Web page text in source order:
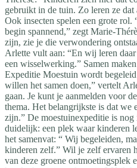
gebruikt in de tuin. Zo leren ze dat
Ook insecten spelen een grote
begin spannend,” zegt Marie-
zijn, zie je die verwondering
Arlette vult aan: “En wij leren
een wisselwerking.” Samen
Expeditie Moestuin wordt
willen het samen doen,” vertelt
gaan. Je kunt je aanmelden voor
thema. Het belangrijkste is dat we
zijn.” De moestuinexpeditie is
duidelijk: een plek waar kinderen
het samenvat: “ Wij begeleiden,
kinderen zelf.” Wil je zelf ervaren
van deze groene ontmoetingsplek